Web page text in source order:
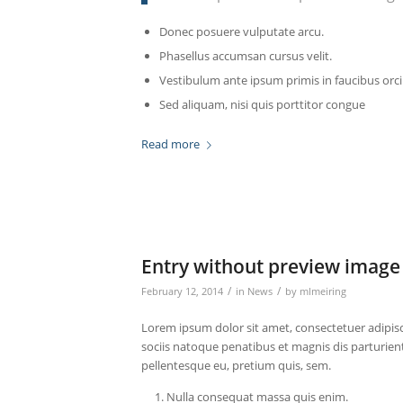
Donec posuere vulputate arcu.
Phasellus accumsan cursus velit.
Vestibulum ante ipsum primis in faucibus
Sed aliquam, nisi quis porttitor congue
Read more
Entry without preview image
February 12, 2014 / in News / by mlmeiring
Lorem ipsum dolor sit amet, consectetuer
sociis natoque penatibus et magnis dis
pellentesque eu, pretium quis, sem.
Nulla consequat massa quis enim.